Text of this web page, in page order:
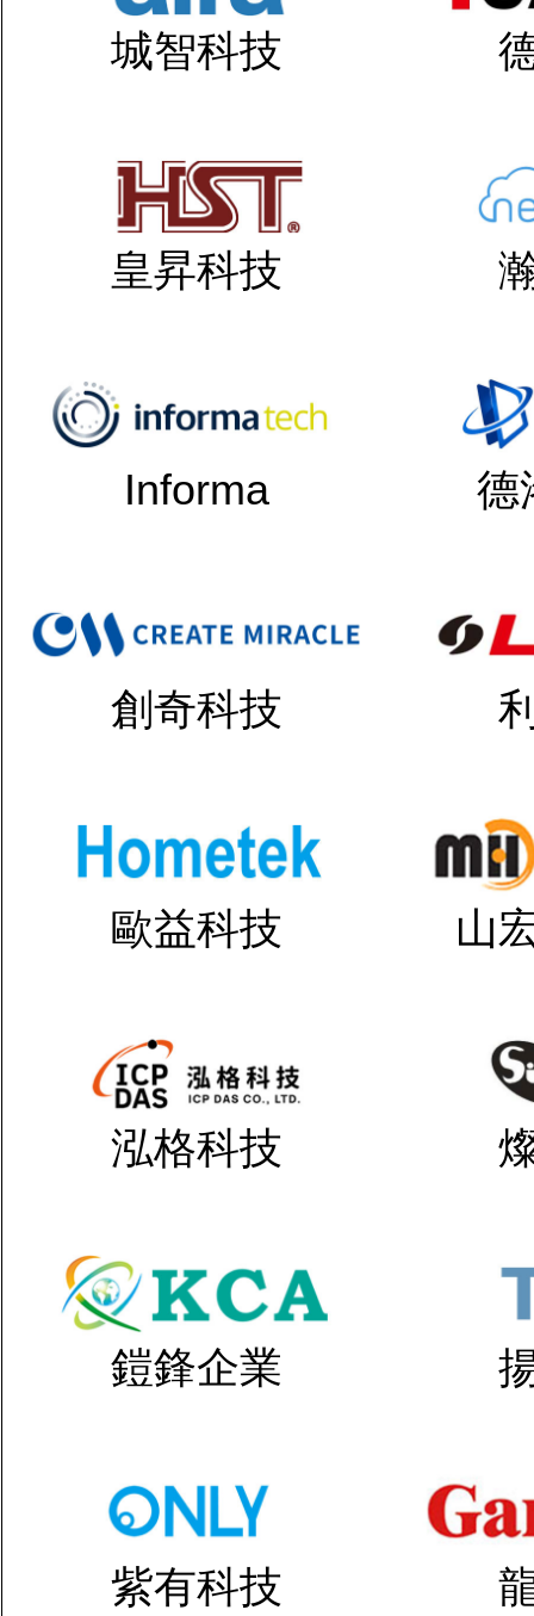
城智科技
皇昇科技
Informa 德
創奇科技
歐益科技 山
泓格科技
鎧鋒企業
紫有科技